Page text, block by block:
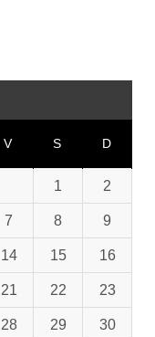
V S D
1 2
7 8 9
14 15 16
21 22 23
28 29 30